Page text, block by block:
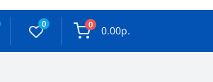
0 0 0.00р.